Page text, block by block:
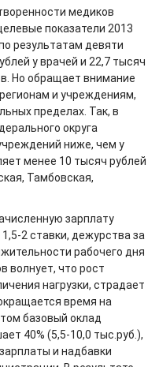
медиков
показатели 2013
результатам девяти
у врачей и 22,7 тысяч
Но обращает внимание
и учреждениям,
пределах. Так, в
округа
ниже, чем у
менее 10 тысяч рублей
Тамбовская,
зарплату
2 ставки, дежурства за
рабочего дня
волнует, что рост
нагрузки, страдает
время на
базовый оклад
40% (5,5-10,0 тыс.руб.),
и надбавки